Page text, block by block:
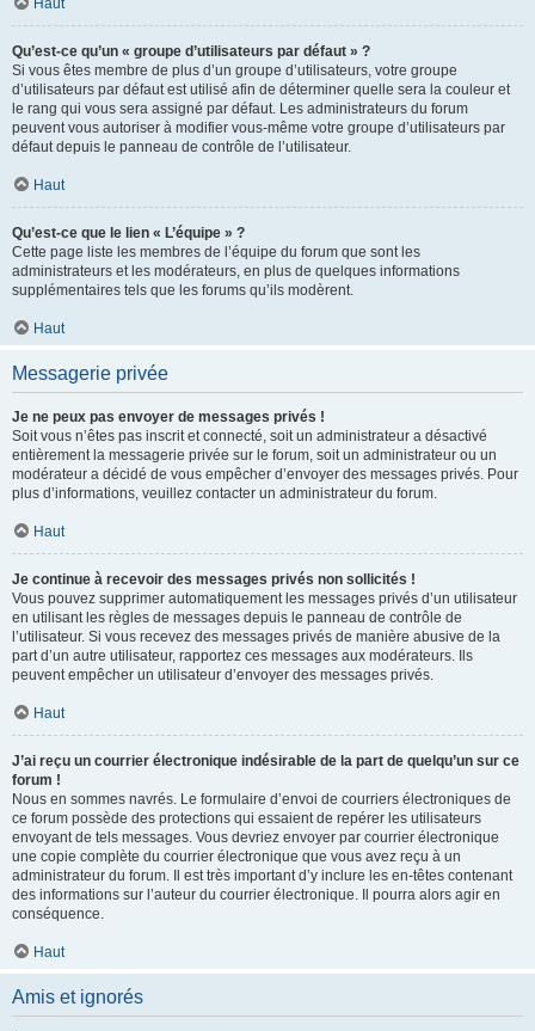
Haut
Qu’est-ce qu’un « groupe d’utilisateurs par défaut » ?
Si vous êtes membre de plus d’un groupe d’utilisateurs, votre groupe
d’utilisateurs par défaut est utilisé afin de déterminer quelle sera la couleur et
le rang qui vous sera assigné par défaut. Les administrateurs du forum
peuvent vous autoriser à modifier vous-même votre groupe d’utilisateurs par
défaut depuis le panneau de contrôle de l’utilisateur.
Haut
Qu’est-ce que le lien « L’équipe » ?
Cette page liste les membres de l’équipe du forum que sont les
administrateurs et les modérateurs, en plus de quelques informations
supplémentaires tels que les forums qu’ils modèrent.
Haut
Messagerie privée
Je ne peux pas envoyer de messages privés !
Soit vous n’êtes pas inscrit et connecté, soit un administrateur a désactivé
entièrement la messagerie privée sur le forum, soit un administrateur ou un
modérateur a décidé de vous empêcher d’envoyer des messages privés. Pour
plus d’informations, veuillez contacter un administrateur du forum.
Haut
Je continue à recevoir des messages privés non sollicités !
Vous pouvez supprimer automatiquement les messages privés d’un utilisateur
en utilisant les règles de messages depuis le panneau de contrôle de
l’utilisateur. Si vous recevez des messages privés de manière abusive de la
part d’un autre utilisateur, rapportez ces messages aux modérateurs. Ils
peuvent empêcher un utilisateur d’envoyer des messages privés.
Haut
J’ai reçu un courrier électronique indésirable de la part de quelqu’un sur ce
forum !
Nous en sommes navrés. Le formulaire d’envoi de courriers électroniques de
ce forum possède des protections qui essaient de repérer les utilisateurs
envoyant de tels messages. Vous devriez envoyer par courrier électronique
une copie complète du courrier électronique que vous avez reçu à un
administrateur du forum. Il est très important d’y inclure les en-têtes contenant
des informations sur l’auteur du courrier électronique. Il pourra alors agir en
conséquence.
Haut
Amis et ignorés